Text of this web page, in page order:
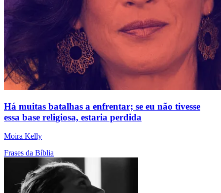
Há muitas batalhas a enfrentar; se eu não tivesse
essa base religiosa, estaria perdida
Moira Kelly
Frases da Bíblia